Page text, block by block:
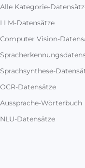
Alle Kategorie-
LLM-Datensätze
Computer Vision-
Sprachsynthese-
OCR-Datensätze
Aussprache-Wörterbuch
NLU-Datensätze